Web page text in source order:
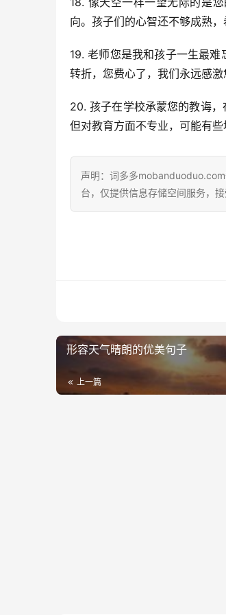
向。孩子们的心智还不够成熟，
19. 老师您是我和孩子一生最
转折，您费心了，我们永远感激
20. 孩子在学校承蒙您的教诲，
但对教育方面不专业，可能有些
声明：词多多
台，仅提供信息存储空间服务，
形容天气晴朗的优美句子
上一篇